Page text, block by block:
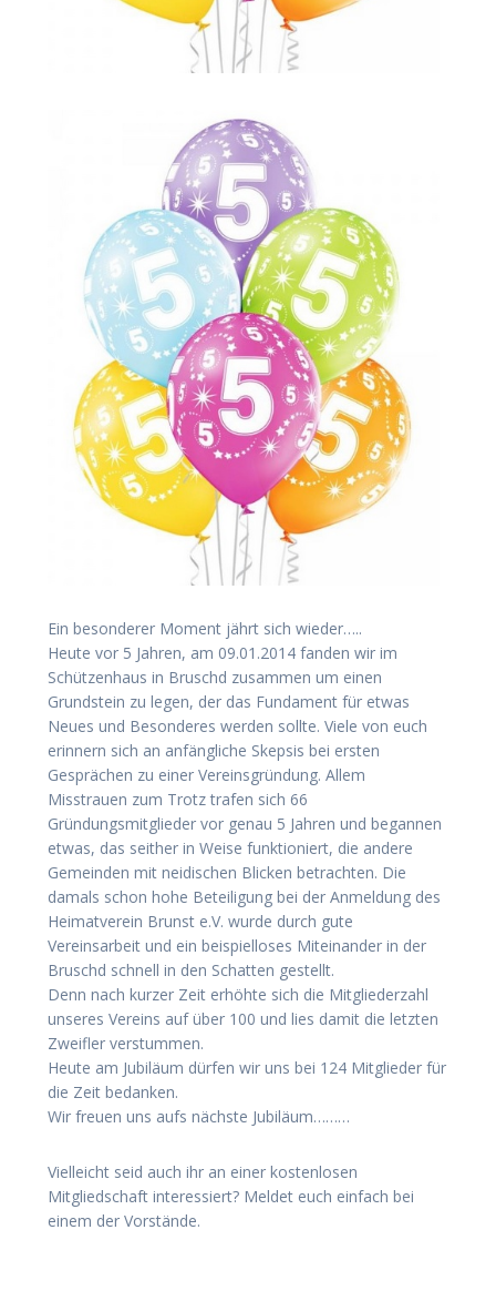
Ein besonderer Moment jährt sich wieder…..
Heute vor 5 Jahren, am 09.01.2014 fanden wir im
Schützenhaus in Bruschd zusammen um einen
Grundstein zu legen, der das Fundament für etwas
Neues und Besonderes werden sollte. Viele von euch
erinnern sich an anfängliche Skepsis bei ersten
Gesprächen zu einer Vereinsgründung. Allem
Misstrauen zum Trotz trafen sich 66
Gründungsmitglieder vor genau 5 Jahren und begannen
etwas, das seither in Weise funktioniert, die andere
Gemeinden mit neidischen Blicken betrachten. Die
damals schon hohe Beteiligung bei der Anmeldung des
Heimatverein Brunst e.V. wurde durch gute
Vereinsarbeit und ein beispielloses Miteinander in der
Bruschd schnell in den Schatten gestellt.
Denn nach kurzer Zeit erhöhte sich die Mitgliederzahl
unseres Vereins auf über 100 und lies damit die letzten
Zweifler verstummen.
Heute am Jubiläum dürfen wir uns bei 124 Mitglieder für
die Zeit bedanken.
Wir freuen uns aufs nächste Jubiläum………
Vielleicht seid auch ihr an einer kostenlosen
Mitgliedschaft interessiert? Meldet euch einfach bei
einem der Vorstände.